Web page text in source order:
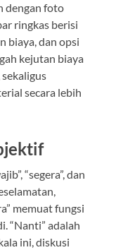
dengan foto
ringkas berisi
biaya, dan opsi
kejutan biaya
secara lebih
“segera”, dan
memuat fungsi
“Nanti” adalah
ini, diskusi